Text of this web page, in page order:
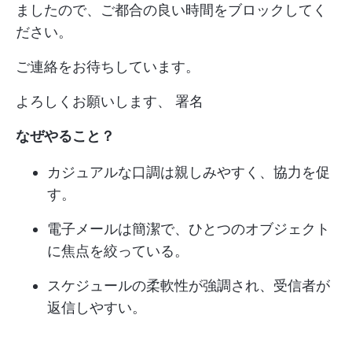
ましたので、ご都合の良い時間をブロックしてく
ださい。
ご連絡をお待ちしています。
よろしくお願いします、 署名
なぜやること？
カジュアルな口調は親しみやすく、協力を促
す。
電子メールは簡潔で、ひとつのオブジェクト
に焦点を絞っている。
スケジュールの柔軟性が強調され、受信者が
返信しやすい。